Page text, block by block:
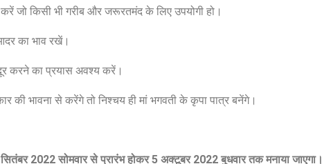
जो किसी भी गरीब और जरूरतमंद के लिए उपयोगी हो।
का भाव रखें।
करने का प्रयास अवश्य करें।
की भावना से करेंगे तो निश्चय ही मां भगवती के कृपा पात्र बनेंगे।
सितंबर 2022 सोमवार से प्रारंभ होकर 5 अक्टूबर 2022 बुधवार तक मनाया जाएगा।